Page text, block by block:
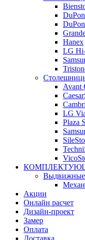
Hanex
LG
Avant
LG
Plaza
Выдвижные
Акции
Онлайн расчет
Дизайн-проект
Замер
Оплата
Доставка